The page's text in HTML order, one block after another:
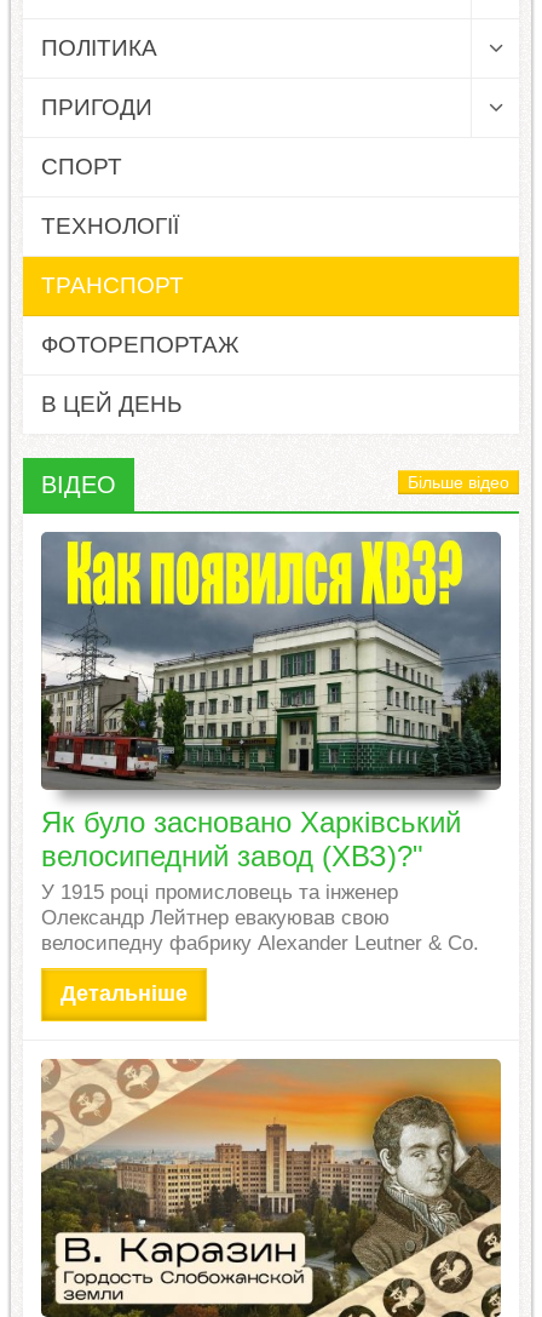
ПОЛІТИКА
ПРИГОДИ
СПОРТ
ТЕХНОЛОГІЇ
ТРАНСПОРТ
ФОТОРЕПОРТАЖ
В ЦЕЙ ДЕНЬ
ВІДЕО Більше відео
Як було засновано Харківський
велосипедний завод (ХВЗ)?"
У 1915 році промисловець та інженер
Олександр Лейтнер евакуював свою
велосипедну фабрику Alexander Leutner & Co.
Детальніше